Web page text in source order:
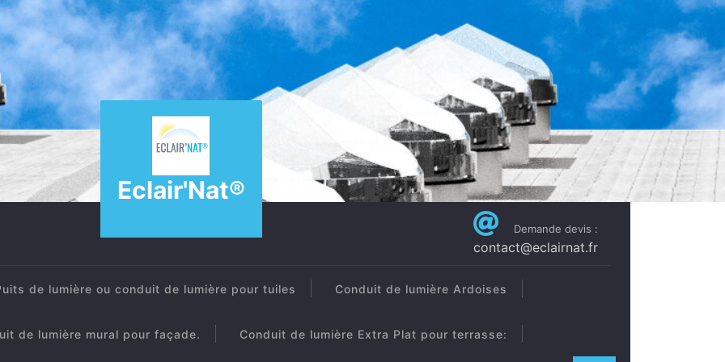
Eclair'Nat®
Demande devis :
contact@eclairnat.fr
de lumière ou conduit de lumière pour tuiles Conduit de lumière Ardoises
de lumière mural pour façade. Conduit de lumière Extra Plat pour terrasse: